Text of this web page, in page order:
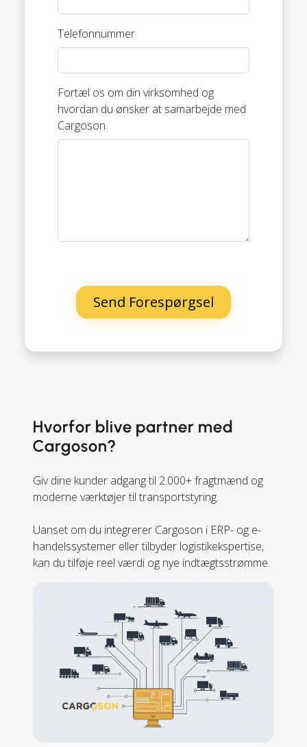
Telefonnummer
Fortæl os om din virksomhed og
hvordan du ønsker at samarbejde med
Cargoson.
Hvorfor blive partner med
Cargoson?
Giv dine kunder adgang til 2.000+ fragtmænd og
moderne værktøjer til transportstyring.
Uanset om du integrerer Cargoson i ERP- og e-
handelssystemer eller tilbyder logistikekspertise,
kan du tilføje reel værdi og nye indtægtsstrømme.